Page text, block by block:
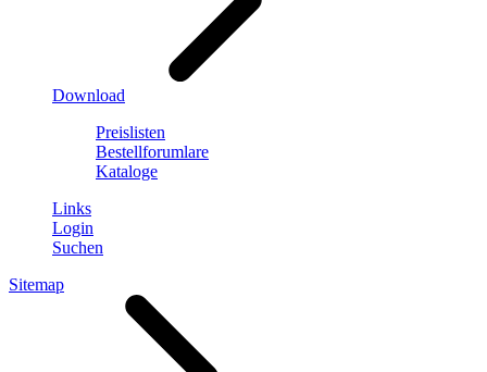
Download
Preislisten
Bestellforumlare
Kataloge
Links
Login
Suchen
Sitemap